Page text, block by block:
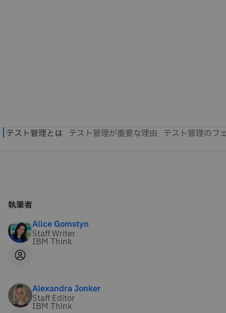
執筆者
Alice Gomstyn
Staff Writer
IBM Think
Alexandra Jonker
Staff Editor
IBM Think